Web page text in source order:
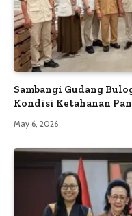
Sambangi Gudang
Kondisi Ketahanan
May 6, 2026